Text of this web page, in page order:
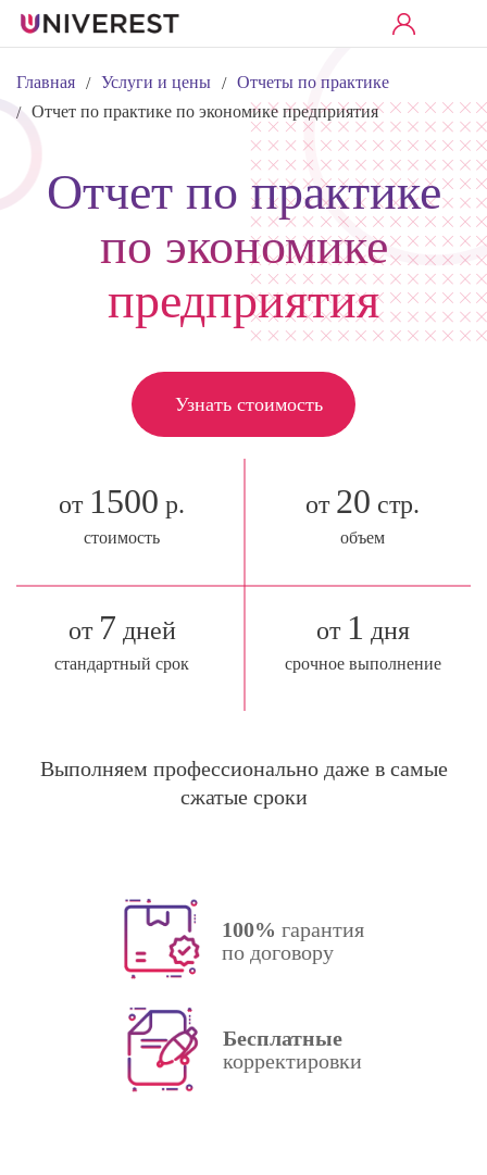
Главная / Услуги и цены / Отчеты по практике
/ Отчет по практике по экономике предприятия
Отчет по практике
по экономике
предприятия
Узнать стоимость
от 1500 р.
стоимость
от 20 стр.
объем
от 7 дней
стандартный срок
от 1 дня
срочное выполнение
Выполняем профессионально даже в самые
сжатые сроки
100% гарантия
по договору
Бесплатные
корректировки